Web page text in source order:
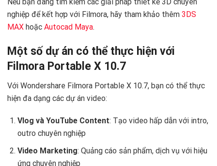
Nếu bạn đang tìm kiếm các giải pháp thiết kế 3D chuyên
nghiệp để kết hợp với Filmora, hãy tham khảo thêm 3DS
MAX hoặc Autocad Maya.
Một số dự án có thể thực hiện với
Filmora Portable X 10.7
Với Wondershare Filmora Portable X 10.7, bạn có thể thực
hiện đa dạng các dự án video:
Vlog và YouTube Content: Tạo video hấp dẫn với intro,
outro chuyên nghiệp
Video Marketing: Quảng cáo sản phẩm, dịch vụ với hiệu
ứng chuyên nghiệp